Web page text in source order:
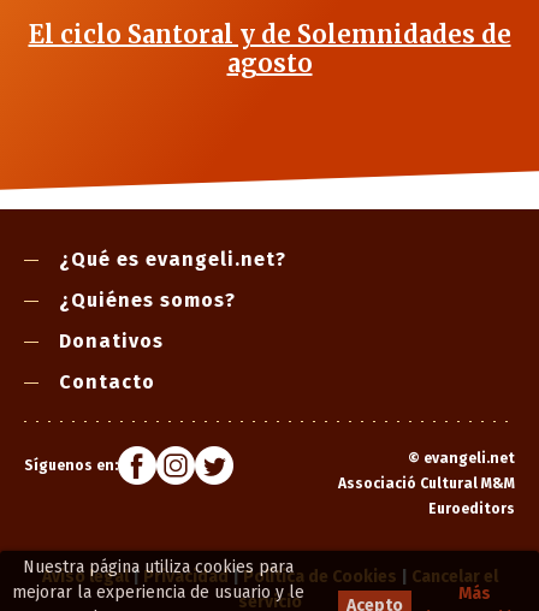
Nuestra página utiliza cookies para
mejorar la experiencia de usuario y le
Acepto
Más
El ciclo Santoral y de Solemnidades de
agosto
¿Qué es evangeli.net?
¿Quiénes somos?
Donativos
Contacto
Síguenos en: © evangeli.net
Associació Cultural M&M
Euroeditors
Aviso legal| Privacidad|Política de Cookies
Cancelar el
servicio